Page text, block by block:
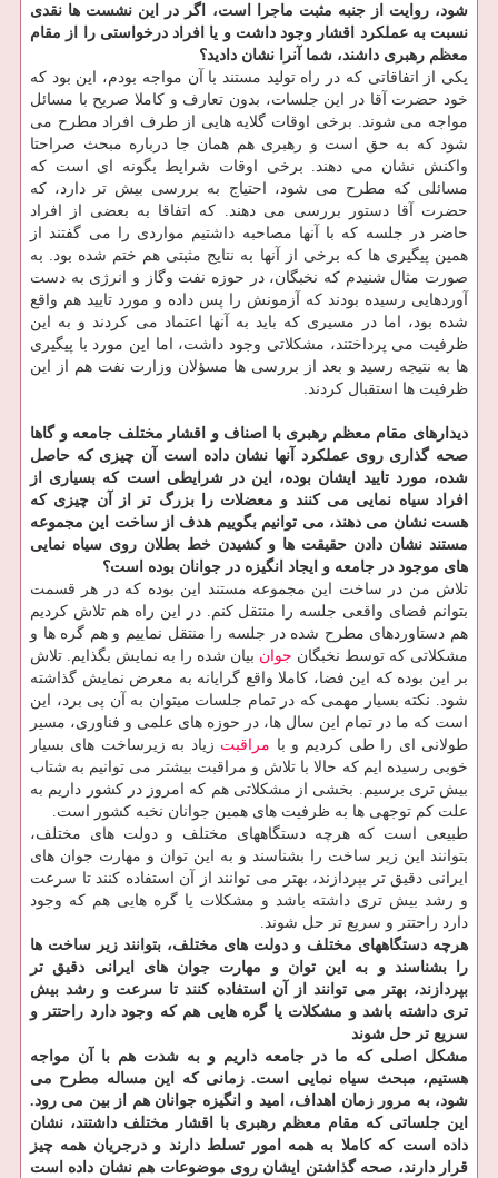
شود، روایت از جنبه مثبت ماجرا است، اگر در این نشست ها نقدی
نسبت به عملکرد اقشار وجود داشت و یا افراد درخواستی را از مقام
معظم رهبری داشند، شما آنرا نشان دادید؟
یکی از اتفاقاتی که در راه تولید مستند با آن مواجه بودم، این بود که
خود حضرت آقا در این جلسات، بدون تعارف و کاملا صریح با مسائل
مواجه می شوند. برخی اوقات گلایه هایی از طرف افراد مطرح می
شود که به حق است و رهبری هم همان جا درباره مبحث صراحتا
واکنش نشان می دهند. برخی اوقات شرایط بگونه ای است که
مسائلی که مطرح می شود، احتیاج به بررسی بیش تر دارد، که
حضرت آقا دستور بررسی می دهند. که اتفاقا به بعضی از افراد
حاضر در جلسه که با آنها مصاحبه داشتیم مواردی را می گفتند از
همین پیگیری ها که برخی از آنها به نتایج مثبتی هم ختم شده بود. به
صورت مثال شنیدم که نخبگان، در حوزه نفت وگاز و انرژی به دست
آوردهایی رسیده بودند که آزمونش را پس داده و مورد تایید هم واقع
شده بود، اما در مسیری که باید به آنها اعتماد می کردند و به این
ظرفیت می پرداختند، مشکلاتی وجود داشت، اما این مورد با پیگیری
ها به نتیجه رسید و بعد از بررسی ها مسؤلان وزارت نفت هم از این
ظرفیت ها استقبال کردند.
دیدارهای مقام معظم رهبری با اصناف و اقشار مختلف جامعه و گاها
صحه گذاری روی عملکرد آنها نشان داده است آن چیزی که حاصل
شده، مورد تایید ایشان بوده، این در شرایطی است که بسیاری از
افراد سیاه نمایی می کنند و معضلات را بزرگ تر از آن چیزی که
هست نشان می دهند، می توانیم بگوییم هدف از ساخت این مجموعه
مستند نشان دادن حقیقت ها و کشیدن خط بطلان روی سیاه نمایی
های موجود در جامعه و ایجاد انگیزه در جوانان بوده است؟
تلاش من در ساخت این مجموعه مستند این بوده که در هر قسمت
بتوانم فضای واقعی جلسه را منتقل کنم. در این راه هم تلاش کردیم
هم دستاوردهای مطرح شده در جلسه را منتقل نماییم و هم گره ها و
مشکلاتی که توسط نخبگان جوان بیان شده را به نمایش بگذایم. تلاش
بر این بوده که این فضا، کاملا واقع گرایانه به معرض نمایش گذاشته
شود. نکته بسیار مهمی که در تمام جلسات میتوان به آن پی برد، این
است که ما در تمام این سال ها، در حوزه های علمی و فناوری، مسیر
طولانی ای را طی کردیم و با مراقبت زیاد به زیرساخت های بسیار
خوبی رسیده ایم که حالا با تلاش و مراقبت بیشتر می توانیم به شتاب
بیش تری برسیم. بخشی از مشکلاتی هم که امروز در کشور داریم به
علت کم توجهی ها به ظرفیت های همین جوانان نخبه کشور است.
طبیعی است که هرچه دستگاههای مختلف و دولت های مختلف،
بتوانند این زیر ساخت را بشناسند و به این توان و مهارت جوان های
ایرانی دقیق تر بپردازند، بهتر می توانند از آن استفاده کنند تا سرعت
و رشد بیش تری داشته باشد و مشکلات یا گره هایی هم که وجود
دارد راحتتر و سریع تر حل شوند.
هرچه دستگاههای مختلف و دولت های مختلف، بتوانند زیر ساخت ها
را بشناسند و به این توان و مهارت جوان های ایرانی دقیق تر
بپردازند، بهتر می توانند از آن استفاده کنند تا سرعت و رشد بیش
تری داشته باشد و مشکلات یا گره هایی هم که وجود دارد راحتتر و
سریع تر حل شوند
مشکل اصلی که ما در جامعه داریم و به شدت هم با آن مواجه
هستیم، مبحث سیاه نمایی است. زمانی که این مساله مطرح می
شود، به مرور زمان اهداف، امید و انگیزه جوانان هم از بین می رود.
این جلساتی که مقام معظم رهبری با اقشار مختلف داشتند، نشان
داده است که کاملا به همه امور تسلط دارند و درجریان همه چیز
قرار دارند، صحه گذاشتن ایشان روی موضوعات هم نشان داده است